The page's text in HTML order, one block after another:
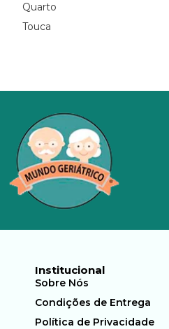
Quarto
Touca
Institucional
Sobre Nós
Condições de Entrega
Política de Privacidade